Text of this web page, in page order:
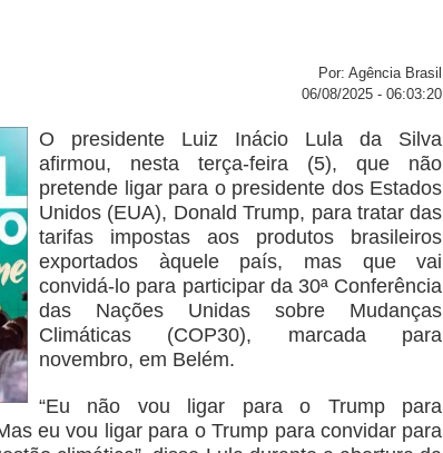
Por: Agência Brasil
06/08/2025 - 06:03:20
O presidente Luiz Inácio Lula da Silva
afirmou, nesta terça-feira (5), que não
pretende ligar para o presidente dos Estados
Unidos (EUA), Donald Trump, para tratar das
tarifas impostas aos produtos brasileiros
exportados àquele país, mas que vai
convidá-lo para participar da 30ª Conferência
das Nações Unidas sobre Mudanças
Climáticas (COP30), marcada para
novembro, em Belém.
“Eu não vou ligar para o Trump para
eu vou ligar para o Trump para convidar para